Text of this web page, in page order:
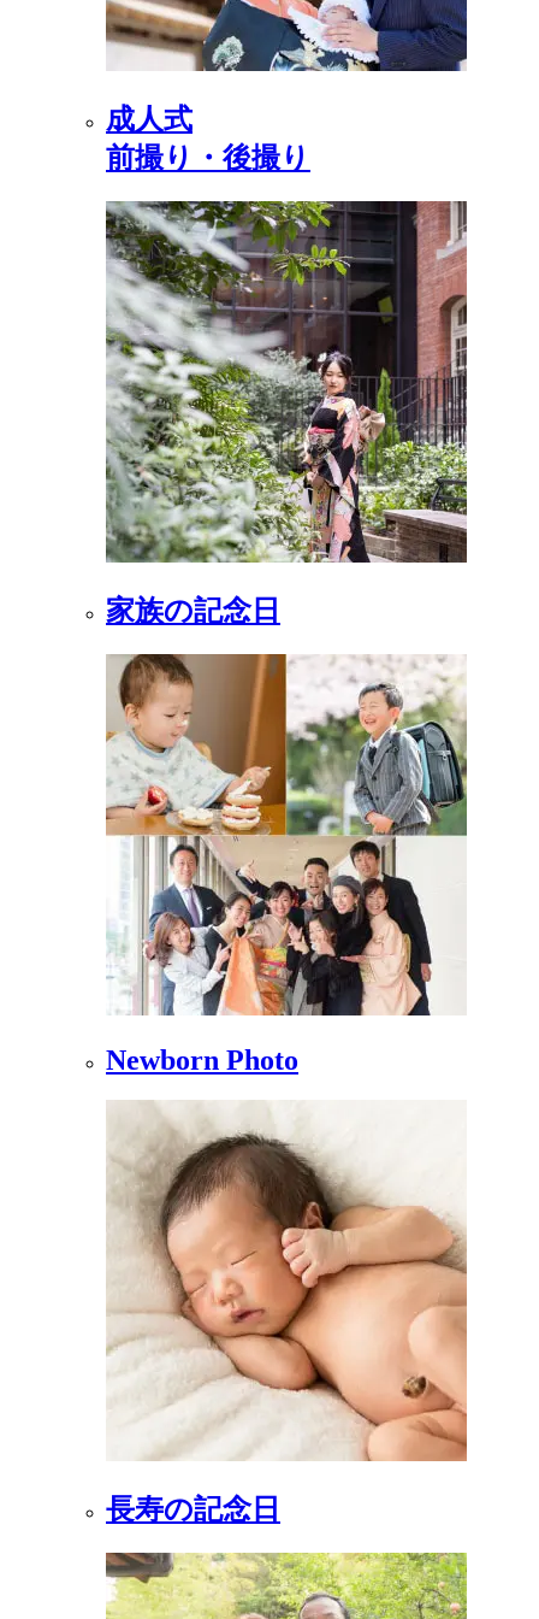
成人式
前撮り・後撮り
家族の記念日
Newborn Photo
長寿の記念日